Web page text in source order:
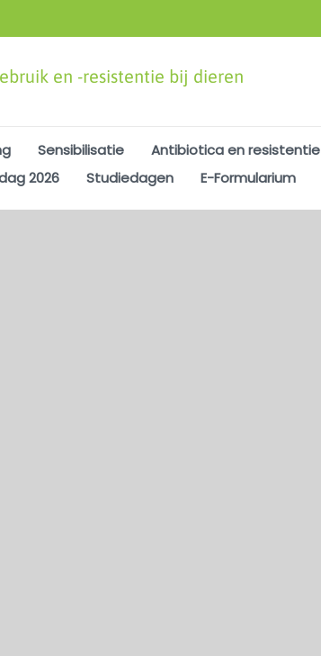
en -resistentie bij dieren
Sensibilisatie
Antibiotica en resistentie
2026 Studiedagen E-Formularium